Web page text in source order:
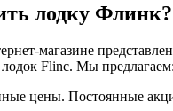
лодку Флинк?
магазине
лодок Flinc. Мы предлагаем:
цены. Постоянные